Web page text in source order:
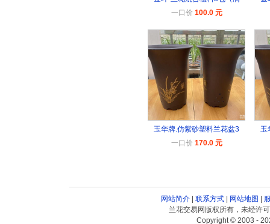
一口价 100.0 元
玉华牌.仿紫砂塑料兰花盆3
一口价 170.0 元
玉
网站简介| 联系方式| 网站地图 |
兰花交易网版权所有，未经许
Copyright © 2003 -